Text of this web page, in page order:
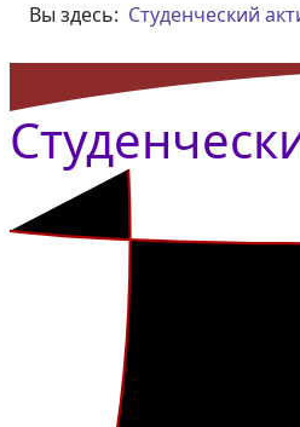
Вы здесь: Студенческий